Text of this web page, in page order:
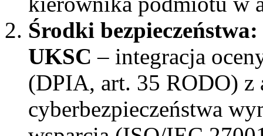
Środki
UKSC – integracja
(DPIA, art. 35 RODO) z
cyberbezpieczeństwa